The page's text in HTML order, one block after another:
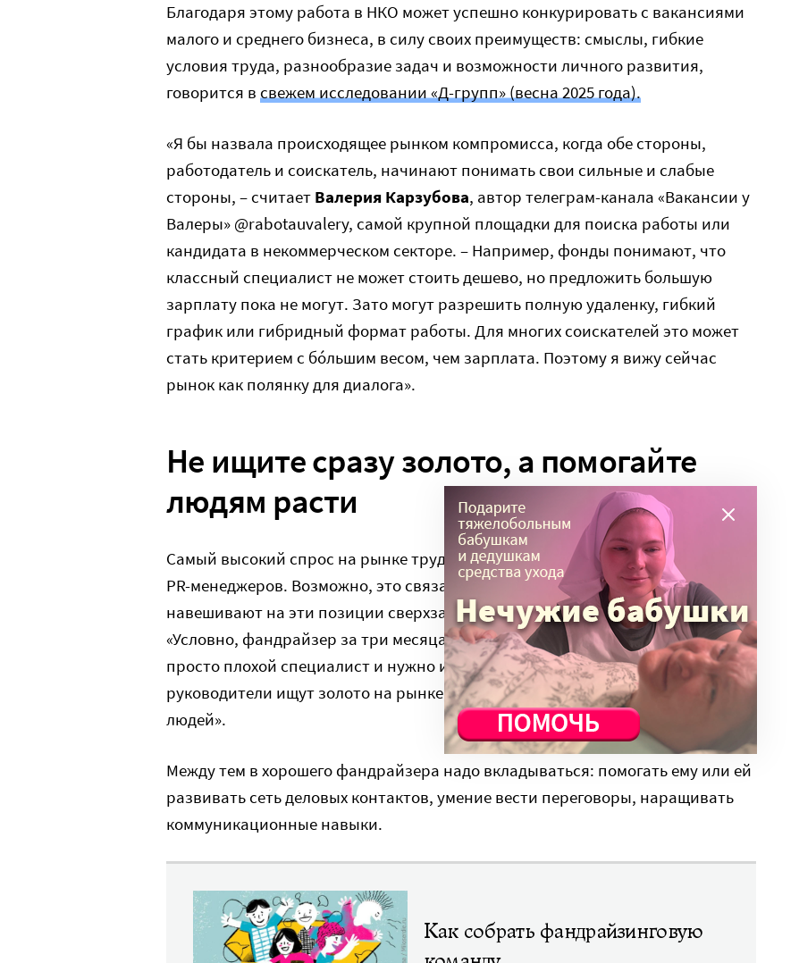
Благодаря этому работа в НКО может успешно конкурировать с вакансиями
малого и среднего бизнеса, в силу своих преимуществ: смыслы, гибкие
условия труда, разнообразие задач и возможности личного развития,
говорится в свежем исследовании «Д-групп» (весна 2025 года).
«Я бы назвала происходящее рынком компромисса, когда обе стороны,
работодатель и соискатель, начинают понимать свои сильные и слабые
стороны, – считает Валерия Карзубова, автор телеграм-канала «Вакансии у
Валеры» @rabotauvalery, самой крупной площадки для поиска работы или
кандидата в некоммерческом секторе. – Например, фонды понимают, что
классный специалист не может стоить дешево, но предложить большую
зарплату пока не могут. Зато могут разрешить полную удаленку, гибкий
график или гибридный формат работы. Для многих соискателей это может
стать критерием с бо́льшим весом, чем зарплата. Поэтому я вижу сейчас
рынок как полянку для диалога».
Не ищите сразу золото, а помогайте
людям расти
Самый высокий спрос на рынке труда НКО сейчас на фандрайзеров, SMM и
PR-менеджеров. Возможно, это связано с тем, что часто руководители НКО
навешивают на эти позиции сверхзадачи, отмечает Валерия Карзубова:
«Условно, фандрайзер за три месяца не принес реальных денег – значит, это
просто плохой специалист и нужно искать нового. К сожалению, порой
руководители ищут золото на рынке, вместо того чтобы растить своих
людей».
Между тем в хорошего фандрайзера надо вкладываться: помогать ему или ей
развивать сеть деловых контактов, умение вести переговоры, наращивать
коммуникационные навыки.
Как собрать фандрайзинговую